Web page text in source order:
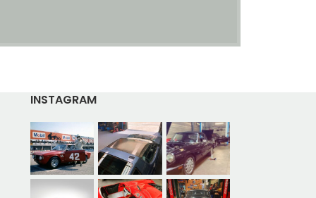
INSTAGRAM